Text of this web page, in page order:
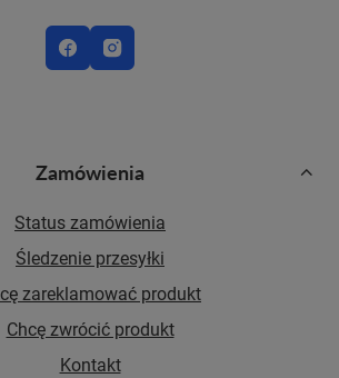
Zamówienia
Status zamówienia
Śledzenie przesyłki
zareklamować produkt
Chcę zwrócić produkt
Kontakt